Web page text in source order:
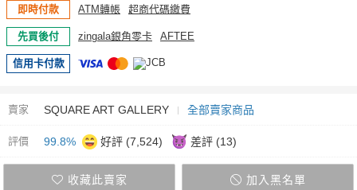
即時付款 ATM轉帳 超商代碼繳費
先買後付 zingala銀角零卡 AFTEE
信用卡付款
賣家 SQUARE ART GALLERY 全部賣家商品
評價 99.8% 好評 (7,524) 差評 (13)
收藏此賣家 加入黑名單